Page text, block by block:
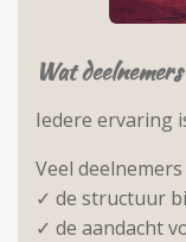
Wat
Iedere ervaring
Veel
✓ de structuur
✓ de aandacht